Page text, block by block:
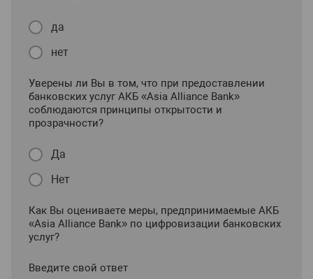
да
нет
Уверены ли Вы в том, что при предоставлении
банковских услуг АКБ «Asia Alliance Bank»
соблюдаются принципы открытости и
прозрачности?
Да
Нет
Как Вы оцениваете меры, предпринимаемые АКБ
«Asia Alliance Bank» по цифровизации банковских
услуг?
Введите свой ответ